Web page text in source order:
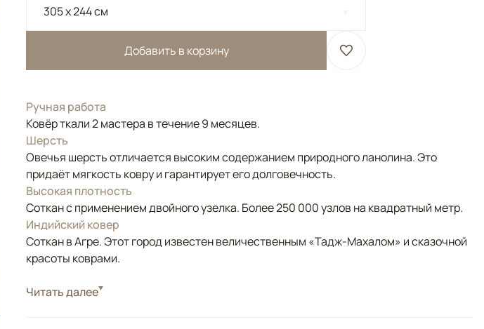
305 x 244 см
Добавить в корзину
Ручная работа
Ковёр ткали 2 мастера в течение 9 месяцев.
Шерсть
Овечья шерсть отличается высоким содержанием природного ланолина. Это
придаёт мягкость ковру и гарантирует его долговечность.
Высокая плотность
Соткан с применением двойного узелка. Более 250 000 узлов на квадратный метр.
Индийский ковер
Соткан в Агре. Этот город известен величественным «Тадж-Махалом» и сказочной
красоты коврами.
СтильСовременные
Читать далее